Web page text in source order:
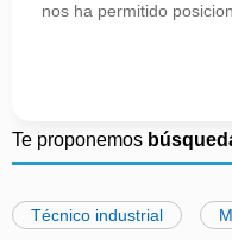
nos ha permitido
Te proponemos
Técnico industrial